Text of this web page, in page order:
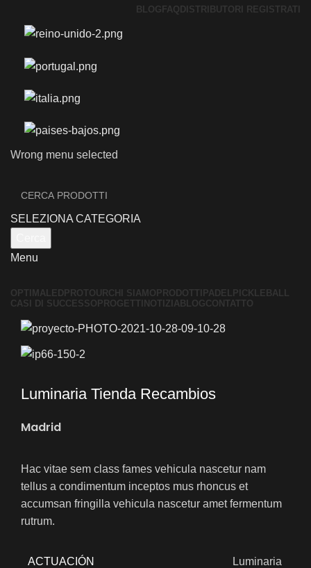
BLOG FAQ DISTRIBUTORI REGISTRATI
Wrong menu selected
SELEZIONA CATEGORIA
Menu
OPTIMALED PROTOUR CHI SIAMO PRODOTTI PADEL PICKLEBALL
CASI DI SUCCESSO PROGETTI NOTIZIA BLOGCONTATTO
Luminaria Tienda Recambios
Madrid
Hac vitae sem class fames vehicula nascetur nam
tellus a condimentum inceptos mus rhoncus et
accumsan fringilla vehicula nascetur amet fermentum
rutrum.
ACTUACIÓN Luminaria